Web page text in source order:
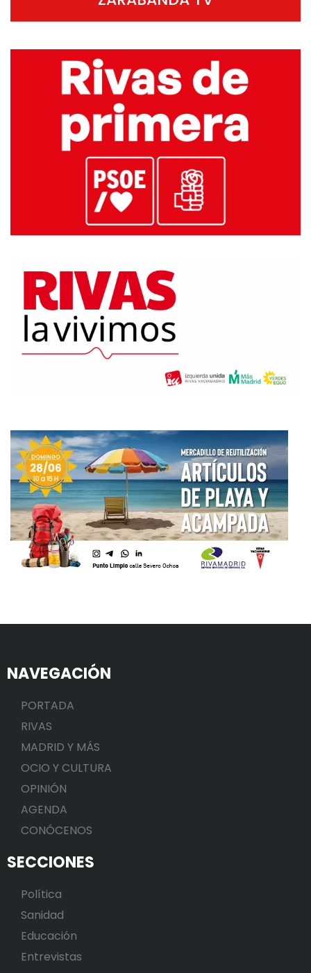
NAVEGACIÓN
PORTADA
RIVAS
MADRID Y MÁS
OCIO Y CULTURA
OPINIÓN
AGENDA
CONÓCENOS
SECCIONES
Política
Sanidad
Educación
Entrevistas